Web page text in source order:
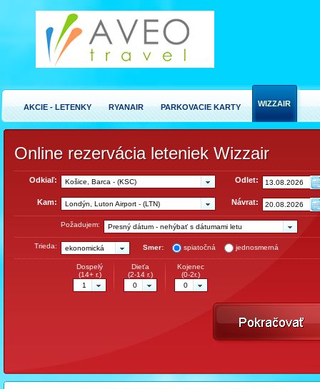
AKCIE - LETENKY RYANAIR PARKOVACIE KARTY WIZZAIR
Online rezervácia leteniek Wizzair
Odkiaľ: Košice, Barca - (KSC) Odlet:
Kam: Londýn, Luton Airport - (LTN) Návrat:
Požadujem: Presný dátum - nehýbať s dátumami letu
Trieda: ekonomická Smer: spiatočná jednosmerná
Dospelý
(14+ r.)
1
Dieťa
(2-14 r.)
0
Kojenec
(0-2r.)
0